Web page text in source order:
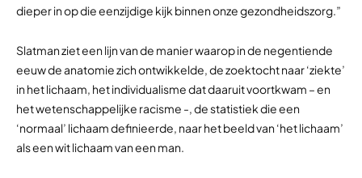
dieper in op die eenzijdige kijk binnen onze gezondheidszorg.”
Slatman ziet een lijn van de manier waarop in de negentiende
eeuw de anatomie zich ontwikkelde, de zoektocht naar ‘ziekte’
in het lichaam, het individualisme dat daaruit voortkwam – en
het wetenschappelijke racisme -, de statistiek die een
‘normaal’ lichaam definieerde, naar het beeld van ‘het lichaam’
als een wit lichaam van een man.